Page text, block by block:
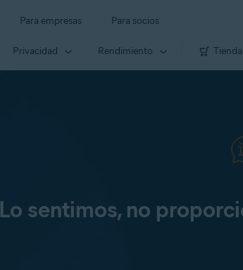
Para empresas Para socios
Privacidad Rendimiento Tienda
Lo sentimos, no